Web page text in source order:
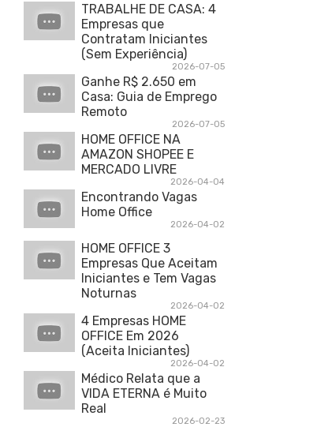
TRABALHE DE CASA: 4
Empresas que
Contratam Iniciantes
(Sem Experiência)
2026-07-05
Ganhe R$ 2.650 em
Casa: Guia de Emprego
Remoto
2026-07-05
HOME OFFICE NA
AMAZON SHOPEE E
MERCADO LIVRE
2026-04-04
Encontrando Vagas
Home Office
2026-04-02
HOME OFFICE 3
Empresas Que Aceitam
Iniciantes e Tem Vagas
Noturnas
2026-04-02
4 Empresas HOME
OFFICE Em 2026
(Aceita Iniciantes)
2026-04-02
Médico Relata que a
VIDA ETERNA é Muito
Real
2026-02-23